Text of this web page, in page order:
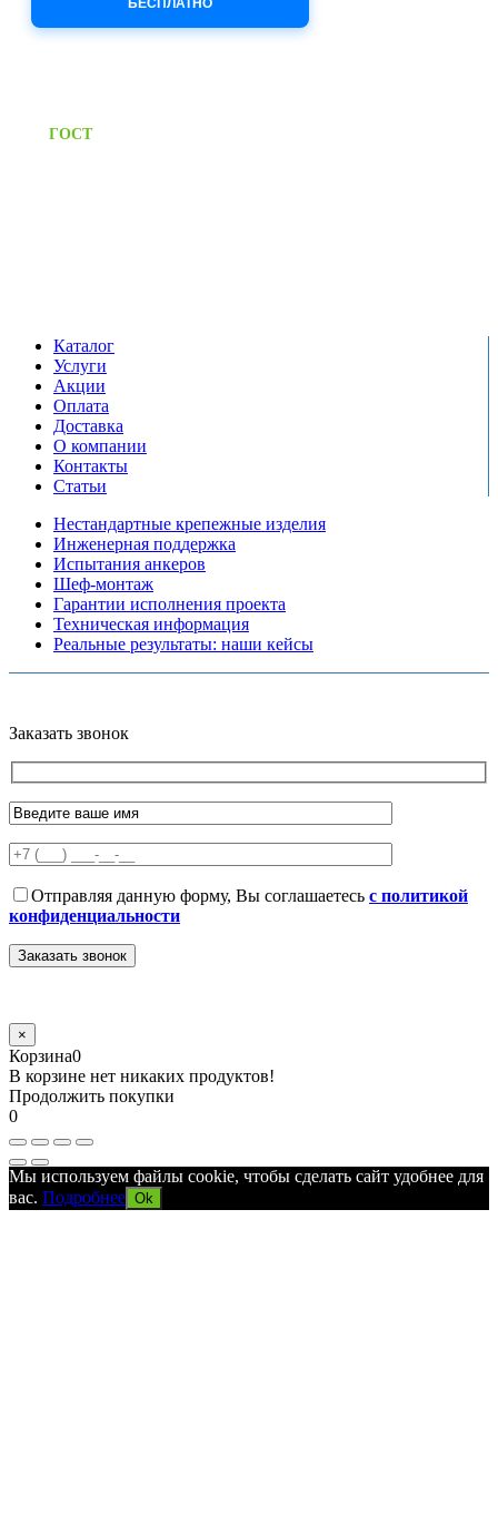
БЕСПЛАТНО
ГОСТПредоставляем паспорт
Каталог
Услуги
Акции
Оплата
Доставка
О компании
Контакты
Статьи
Нестандартные крепежные изделия
Инженерная поддержка
Испытания анкеров
Шеф-монтаж
Гарантии исполнения проекта
Техническая информация
Реальные результаты: наши кейсы
Заказать звонок
Отправляя данную форму, Вы соглашаетесь с политикой
конфиденциальности
×
Корзина0
В корзине нет никаких продуктов!
Продолжить покупки
0
Мы используем файлы cookie, чтобы сделать сайт удобнее для
вас. Подробнее Ok